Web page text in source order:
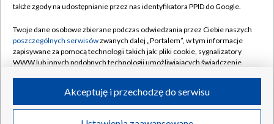
Rada Programowa
System NOS
Informacje o nadawcy
Program dla prasy
Pomoc
Kontakt
Kanały
©2026 Telewizja Polska S.A. w likwidacji
także zgody na udostępnianie przez nas identyfikatora PPID do Google.
Twoje dane osobowe zbierane podczas odwiedzania przez Ciebie naszych
poszczególnych serwisówzwanych dalej „Portalem”, w tym informacje
zapisywane za pomocą technologii takich jak: pliki cookie, sygnalizatory
WWW lub innych podobnych technologii umożliwiających świadczenie
ruchu w Internecie.
Twoje dane osobowe zbierane podczas odwiedzania przez Ciebie
Akceptuję i przechodzę do serwisu